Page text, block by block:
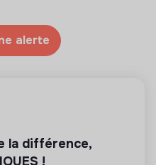
alerte
la différence,
!